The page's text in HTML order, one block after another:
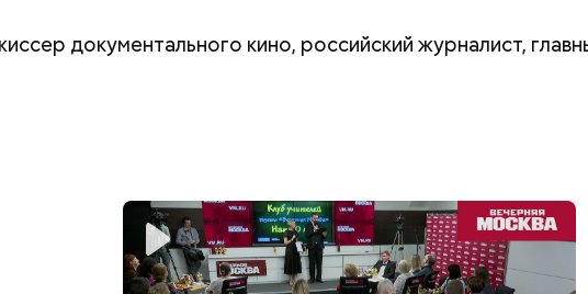
документального кино, российский журналист,